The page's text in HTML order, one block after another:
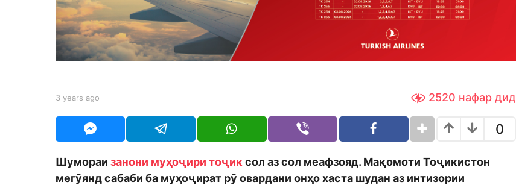
s
a
g
o
b
S
o
m
o
3 years ago
r
a
g
2520 нафар дид
0
Шумораи занони муҳоҷири тоҷиксол аз сол меафзояд. Мақомоти Тоҷикистон
мегӯянд сабаби ба муҳоҷират рӯ овардани онҳо хаста шудан аз интизории